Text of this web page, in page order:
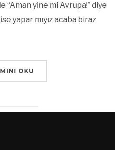
“Aman yine mi Avrupa!” diye
yapar mıyız acaba biraz
OKU